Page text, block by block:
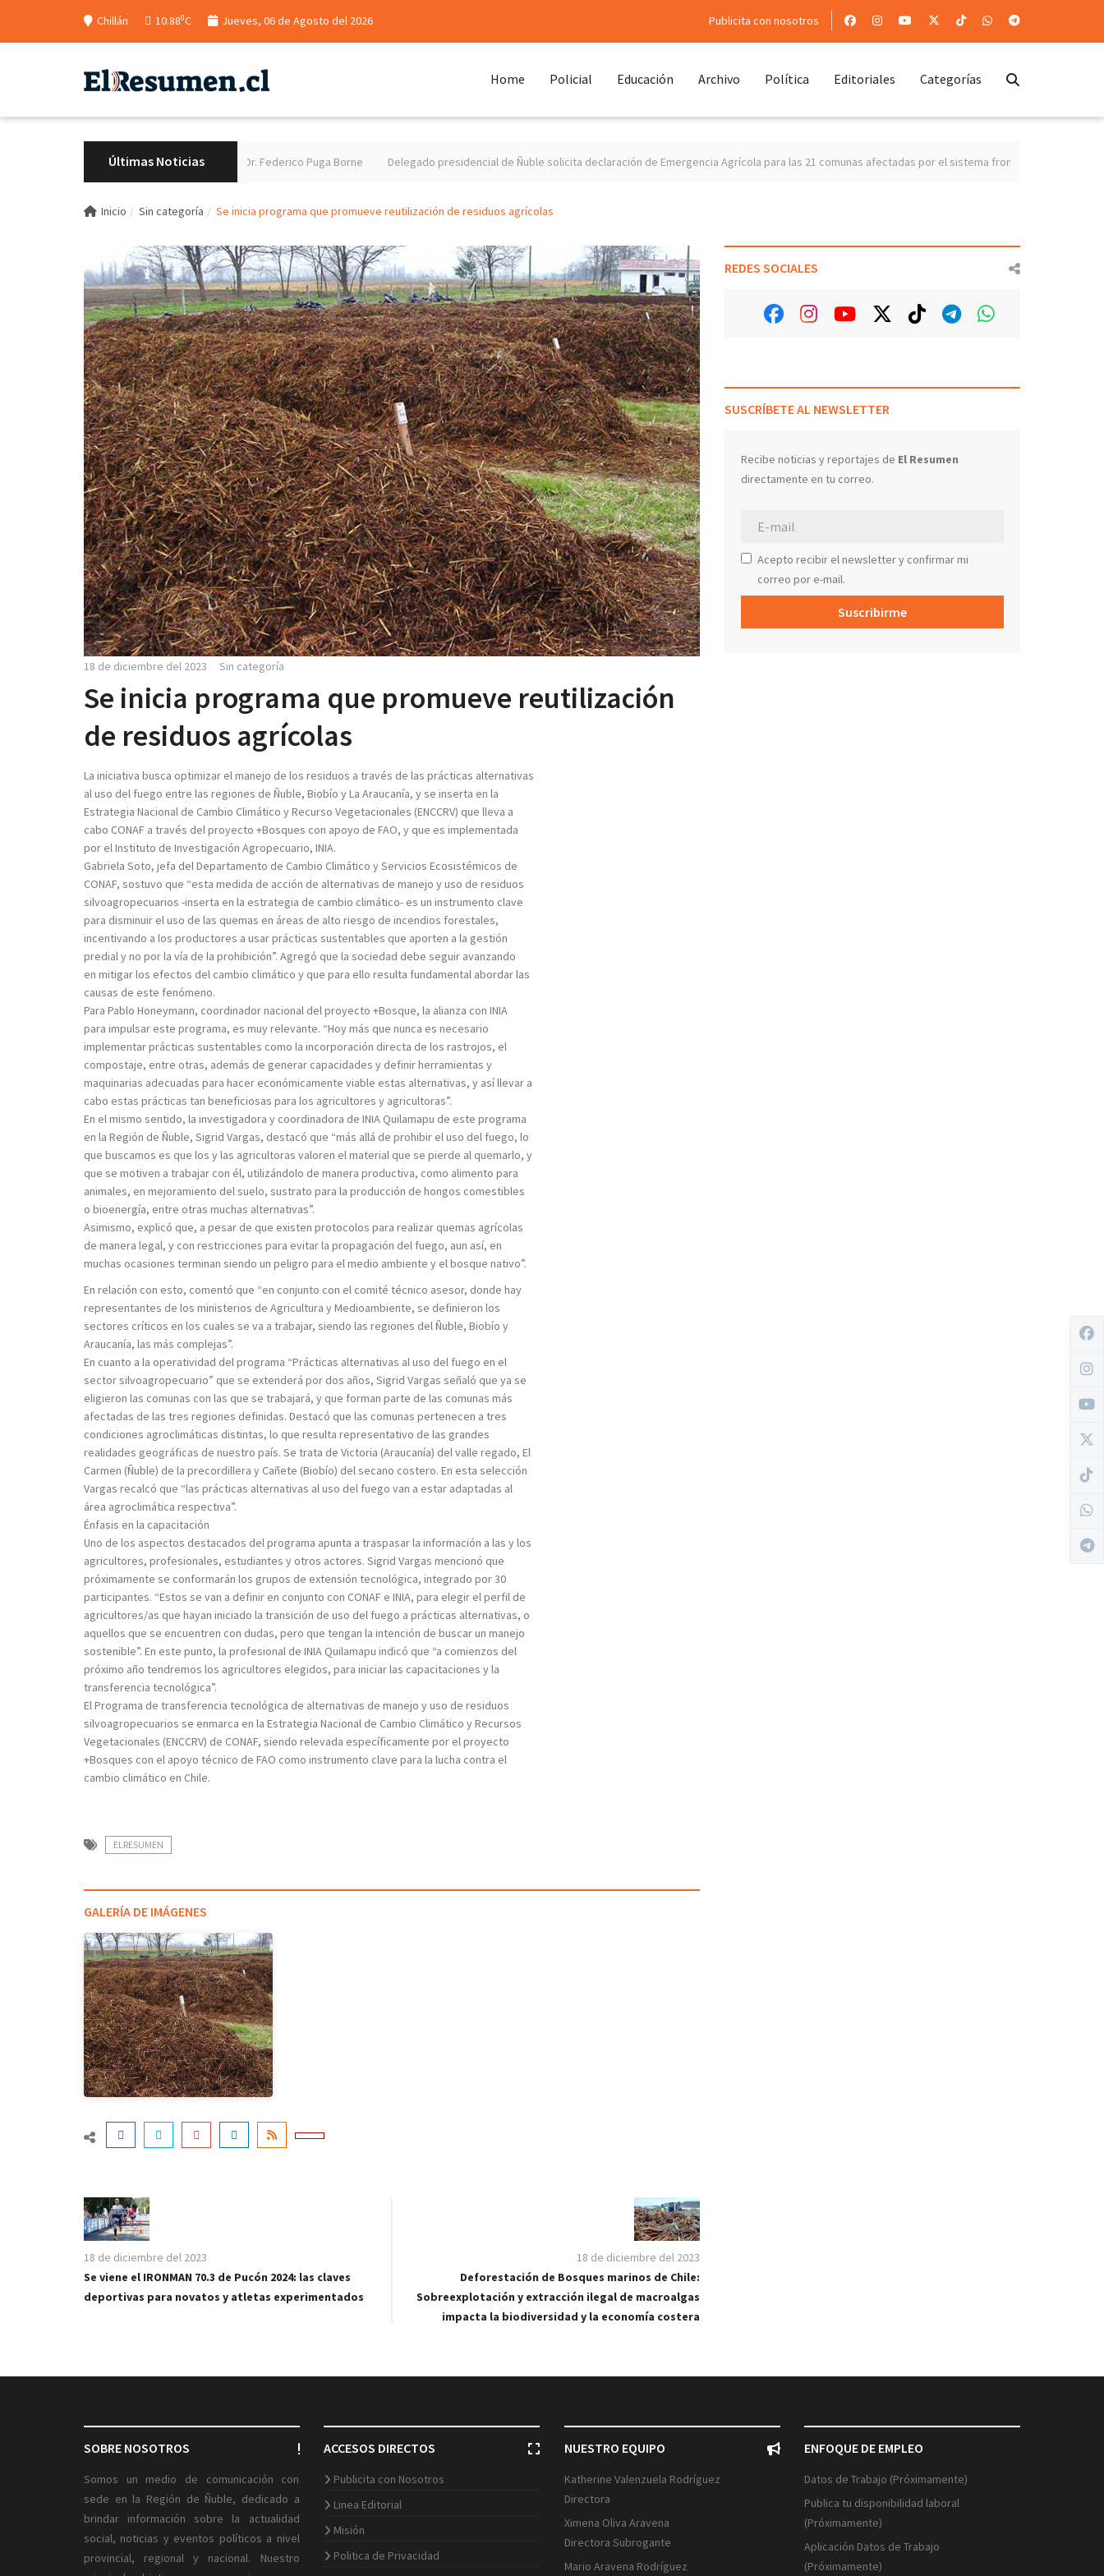
Chillán 10.880C Jueves, 06 de Agosto del 2026 Publicita con nosotros
Home Policial Educación Archivo Política Editoriales Categorías
Últimas Noticias
hacia el futuro Cesfam Dr. Federico Puga Borne Delegado presidencial de Ñuble solicita declaración de Emergencia Agrícola para las 21 comunas afectadas por el sistema frontal Ñuble presenta un
Inicio Sin categoría Se inicia programa que promueve reutilización de residuos agrícolas
18 de diciembre del 2023 Sin categoría
Se inicia programa que promueve reutilización
de residuos agrícolas
La iniciativa busca optimizar el manejo de los residuos a través de las prácticas alternativas
al uso del fuego entre las regiones de Ñuble, Biobío y La Araucanía, y se inserta en la
Estrategia Nacional de Cambio Climático y Recurso Vegetacionales (ENCCRV) que lleva a
cabo CONAF a través del proyecto +Bosques con apoyo de FAO, y que es implementada
por el Instituto de Investigación Agropecuario, INIA.
Gabriela Soto, jefa del Departamento de Cambio Climático y Servicios Ecosistémicos de
CONAF, sostuvo que “esta medida de acción de alternativas de manejo y uso de residuos
silvoagropecuarios -inserta en la estrategia de cambio climático- es un instrumento clave
para disminuir el uso de las quemas en áreas de alto riesgo de incendios forestales,
incentivando a los productores a usar prácticas sustentables que aporten a la gestión
predial y no por la vía de la prohibición”. Agregó que la sociedad debe seguir avanzando
en mitigar los efectos del cambio climático y que para ello resulta fundamental abordar las
causas de este fenómeno.
Para Pablo Honeymann, coordinador nacional del proyecto +Bosque, la alianza con INIA
para impulsar este programa, es muy relevante. “Hoy más que nunca es necesario
implementar prácticas sustentables como la incorporación directa de los rastrojos, el
compostaje, entre otras, además de generar capacidades y definir herramientas y
maquinarias adecuadas para hacer económicamente viable estas alternativas, y así llevar a
cabo estas prácticas tan beneficiosas para los agricultores y agricultoras”.
En el mismo sentido, la investigadora y coordinadora de INIA Quilamapu de este programa
en la Región de Ñuble, Sigrid Vargas, destacó que “más allá de prohibir el uso del fuego, lo
que buscamos es que los y las agricultoras valoren el material que se pierde al quemarlo, y
que se motiven a trabajar con él, utilizándolo de manera productiva, como alimento para
animales, en mejoramiento del suelo, sustrato para la producción de hongos comestibles
o bioenergía, entre otras muchas alternativas”.
Asimismo, explicó que, a pesar de que existen protocolos para realizar quemas agrícolas
de manera legal, y con restricciones para evitar la propagación del fuego, aun así, en
muchas ocasiones terminan siendo un peligro para el medio ambiente y el bosque nativo”.
En relación con esto, comentó que “en conjunto con el comité técnico asesor, donde hay
representantes de los ministerios de Agricultura y Medioambiente, se definieron los
sectores críticos en los cuales se va a trabajar, siendo las regiones del Ñuble, Biobío y
Araucanía, las más complejas”.
En cuanto a la operatividad del programa “Prácticas alternativas al uso del fuego en el
sector silvoagropecuario” que se extenderá por dos años, Sigrid Vargas señaló que ya se
eligieron las comunas con las que se trabajará, y que forman parte de las comunas más
afectadas de las tres regiones definidas. Destacó que las comunas pertenecen a tres
condiciones agroclimáticas distintas, lo que resulta representativo de las grandes
realidades geográficas de nuestro país. Se trata de Victoria (Araucanía) del valle regado, El
Carmen (Ñuble) de la precordillera y Cañete (Biobío) del secano costero. En esta selección
Vargas recalcó que “las prácticas alternativas al uso del fuego van a estar adaptadas al
área agroclimática respectiva”.
Énfasis en la capacitación
Uno de los aspectos destacados del programa apunta a traspasar la información a las y los
agricultores, profesionales, estudiantes y otros actores. Sigrid Vargas mencionó que
próximamente se conformarán los grupos de extensión tecnológica, integrado por 30
participantes. “Estos se van a definir en conjunto con CONAF e INIA, para elegir el perfil de
agricultores/as que hayan iniciado la transición de uso del fuego a prácticas alternativas, o
aquellos que se encuentren con dudas, pero que tengan la intención de buscar un manejo
sostenible”. En este punto, la profesional de INIA Quilamapu indicó que “a comienzos del
próximo año tendremos los agricultores elegidos, para iniciar las capacitaciones y la
transferencia tecnológica”.
El Programa de transferencia tecnológica de alternativas de manejo y uso de residuos
silvoagropecuarios se enmarca en la Estrategia Nacional de Cambio Climático y Recursos
Vegetacionales (ENCCRV) de CONAF, siendo relevada específicamente por el proyecto
+Bosques con el apoyo técnico de FAO como instrumento clave para la lucha contra el
cambio climático en Chile.
ELRESUMEN
GALERÍA DE IMÁGENES
18 de diciembre del 2023
Se viene el IRONMAN 70.3 de Pucón 2024: las claves
deportivas para novatos y atletas experimentados
18 de diciembre del 2023
Deforestación de Bosques marinos de Chile:
Sobreexplotación y extracción ilegal de macroalgas
impacta la biodiversidad y la economía costera
REDES SOCIALES
SUSCRÍBETE AL NEWSLETTER
Recibe noticias y reportajes de El Resumen
directamente en tu correo.
Acepto recibir el newsletter y confirmar mi
correo por e-mail.
Suscribirme
SOBRE NOSOTROS
Somos un medio de comunicación con
sede en la Región de Ñuble, dedicado a
brindar información sobre la actualidad
social, noticias y eventos políticos a nivel
provincial, regional y nacional. Nuestro
ACCESOS DIRECTOS
Publicita con Nosotros
Linea Editorial
Misión
Politica de Privacidad
NUESTRO EQUIPO
Katherine Valenzuela Rodríguez
Directora
Ximena Oliva Aravena
Directora Subrogante
Mario Aravena Rodríguez
ENFOQUE DE EMPLEO
Datos de Trabajo (Próximamente)
Publica tu disponibilidad laboral
(Próximamente)
Aplicación Datos de Trabajo
(Próximamente)